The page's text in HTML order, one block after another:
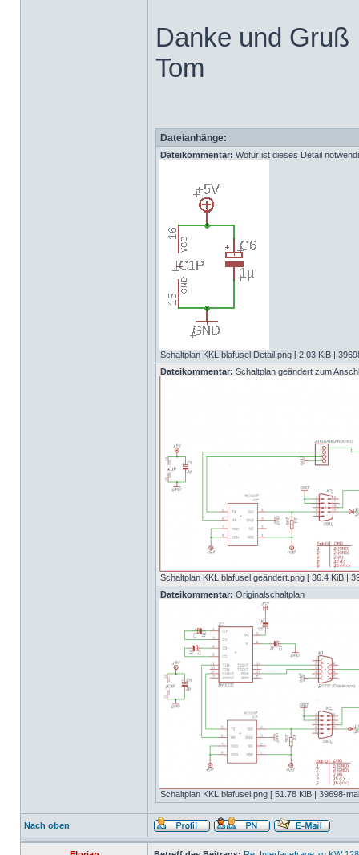
Danke und Gruß
Tom
Dateianhänge:
Dateikommentar: Wofür ist dieses Detail
Schaltplan KKL blafusel Detail.png [ 2.03 KiB |
Dateikommentar: Schaltplan geändert zum
Schaltplan KKL blafusel geändert.png [ 36.4 KiB |
Dateikommentar: Originalschaltplan
Schaltplan KKL blafusel.png [ 51.78 KiB | 39698-
Nach oben